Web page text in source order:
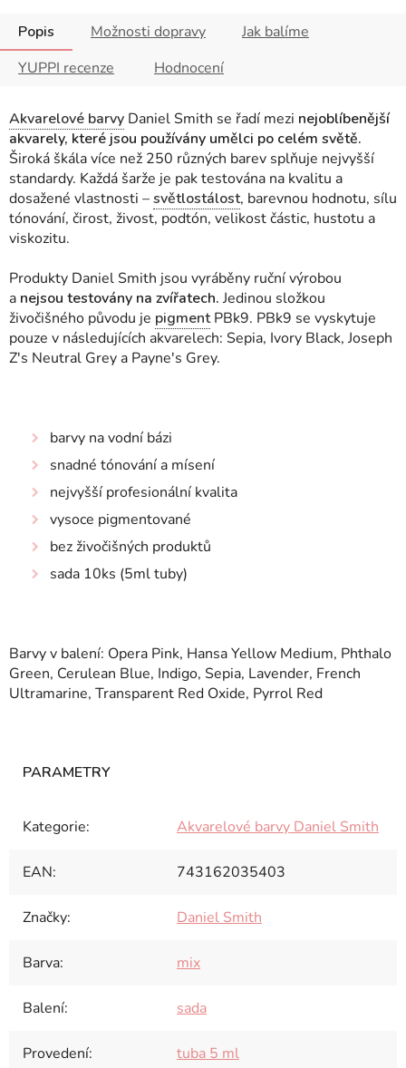
Popis Možnosti dopravy
Jak balíme
YUPPI recenze
Hodnocení
Akvarelové barvy Daniel Smith se řadí mezi nejoblíbenější
akvarely, které jsou používány umělci po celém světě.
Široká škála více než 250 různých barev splňuje nejvyšší
standardy. Každá šarže je pak testována na kvalitu a
dosažené vlastnosti –světlostálost, barevnou hodnotu, sílu
tónování, čirost, živost, podtón, velikost částic, hustotu a
viskozitu.
Produkty Daniel Smith jsou vyráběny ruční výrobou
a nejsou testovány na zvířatech. Jedinou složkou
živočišného původu je pigmentPBk9. PBk9 se vyskytuje
pouze v následujících akvarelech: Sepia, Ivory Black, Joseph
Z's Neutral Grey a Payne's Grey.
barvy na vodní bázi
snadné tónování a mísení
nejvyšší profesionální kvalita
vysoce pigmentované
bez živočišných produktů
sada 10ks (5ml tuby)
Barvy v balení: Opera Pink, Hansa Yellow Medium, Phthalo
Green, Cerulean Blue, Indigo, Sepia, Lavender, French
Ultramarine, Transparent Red Oxide, Pyrrol Red
Kategorie: Akvarelové barvy Daniel Smith
EAN: 743162035403
Značky: Daniel Smith
Barva: mix
Balení: sada
Provedení: tuba 5 ml